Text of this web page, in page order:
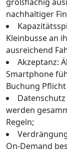
nachhaltiger
Kleinbusse an
ausreichend
Akzeptanz:
Smartphone
Buchung
werden
Regeln;
On‑Demand